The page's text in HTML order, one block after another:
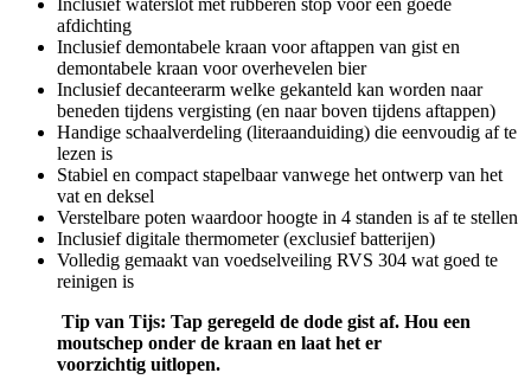
afdichting
Inclusief demontabele kraan voor aftappen van gist en
demontabele kraan voor overhevelen bier
Inclusief decanteerarm welke gekanteld kan worden naar
beneden tijdens vergisting (en naar boven tijdens aftappen)
Handige schaalverdeling (literaanduiding) die eenvoudig af te
lezen is
Stabiel en compact stapelbaar vanwege het ontwerp van het
vat en deksel
Verstelbare poten waardoor hoogte in 4 standen is af te stellen
Inclusief digitale thermometer (exclusief batterijen)
Volledig gemaakt van voedselveiling RVS 304 wat goed te
reinigen is
Tip van Tijs: Tap geregeld de dode gist af. Hou een
moutschep onder de kraan en laat het er
voorzichtig uitlopen.